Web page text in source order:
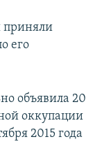
приняли
его
объявила 20
оккупации
2015 года